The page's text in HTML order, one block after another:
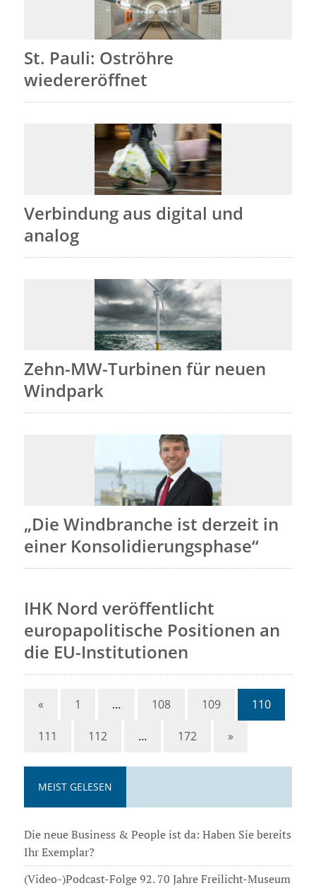
St. Pauli: Oströhre
wiedereröffnet
Verbindung aus digital und
analog
Zehn-MW-Turbinen für neuen
Windpark
„Die Windbranche ist derzeit in
einer Konsolidierungsphase“
IHK Nord veröffentlicht
europapolitische Positionen an
die EU-Institutionen
« 1 … 108 109 110
111 112 … 172 »
MEIST GELESEN
Die neue Business & People ist da: Haben Sie bereits
Ihr Exemplar?
(Video-)Podcast-Folge 92. 70 Jahre Freilicht-Museum